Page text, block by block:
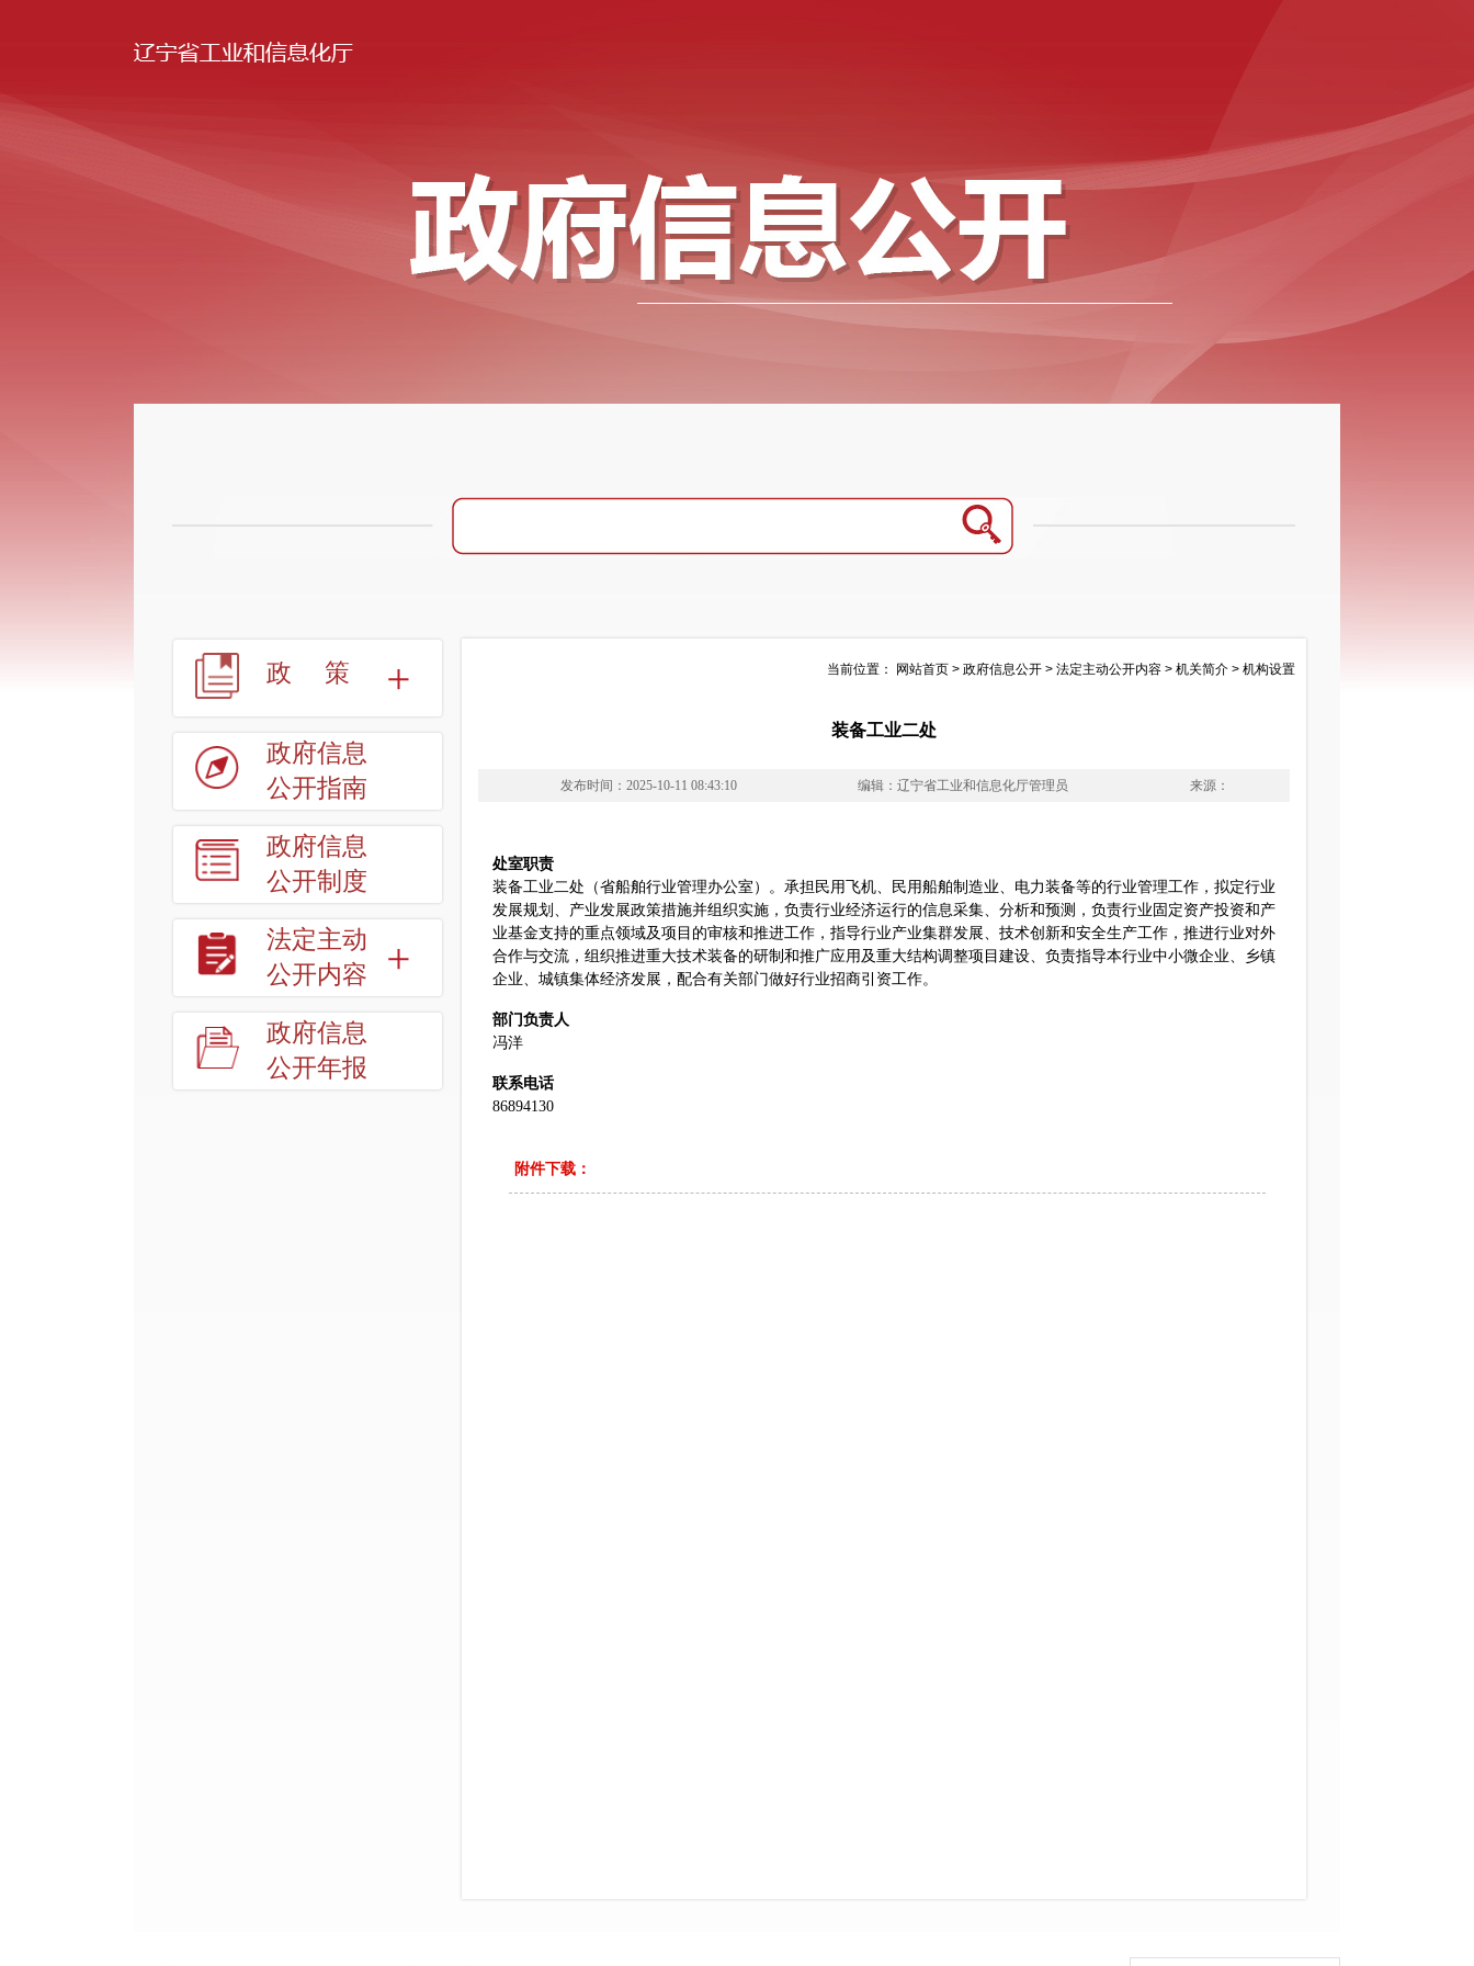
政策
政府信息
公开指南
政府信息
公开制度
法定主动
公开内容
政府信息
公开年报
当前位置： 网站首页 > 政府信息公开 > 法定主动公开内容 > 机关简介 > 机构设置
装备工业二处
发布时间：2025-10-11 08:43:10 编辑：辽宁省工业和信息化厅管理员 来源：
处室职责
装备工业二处（省船舶行业管理办公室）。承担民用飞机、民用船舶制造业、电力装备等的行业管理工作，拟定行业
发展规划、产业发展政策措施并组织实施，负责行业经济运行的信息采集、分析和预测，负责行业固定资产投资和产
业基金支持的重点领域及项目的审核和推进工作，指导行业产业集群发展、技术创新和安全生产工作，推进行业对外
合作与交流，组织推进重大技术装备的研制和推广应用及重大结构调整项目建设、负责指导本行业中小微企业、乡镇
企业、城镇集体经济发展，配合有关部门做好行业招商引资工作。
部门负责人
冯洋
联系电话
86894130
附件下载：